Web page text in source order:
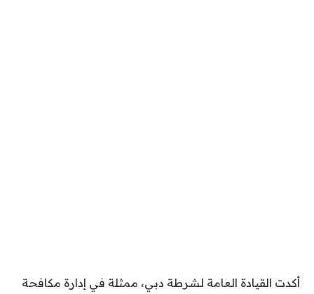
أكدت القيادة العامة لشرطة دبي، ممثلة في إدارة مكافحة